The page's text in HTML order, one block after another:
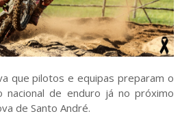
que pilotos e equipas preparam o
nacional de enduro já no próximo
de Santo André.